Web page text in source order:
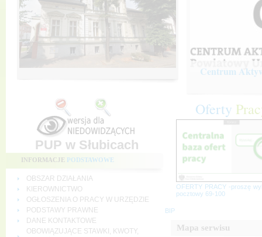
Centrum
PUP w Słubicach
INFORMACJE PODSTAWOWE
OBSZAR DZIAŁANIA
KIEROWNICTWO
OGŁOSZENIA O PRACY W URZĘDZIE
PODSTAWY PRAWNE
DANE KONTAKTOWE
OBOWIĄZUJĄCE STAWKI, KWOTY,
Oferty
OFERTY PRACY -proszę
pocztowy 69-100
BIP
Mapa serwisu